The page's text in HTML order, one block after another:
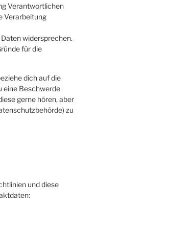
Verantwortlichen
Verarbeitung
widersprechen.
für die
dich auf die
eine Beschwerde
gerne hören, aber
zu
und diese